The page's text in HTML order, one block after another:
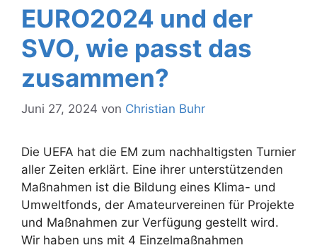
EURO2024 und der
SVO, wie passt das
zusammen?
Juni 27, 2024 von Christian Buhr
Die UEFA hat die EM zum nachhaltigsten Turnier
aller Zeiten erklärt. Eine ihrer unterstützenden
Maßnahmen ist die Bildung eines Klima- und
Umweltfonds, der Amateurvereinen für Projekte
und Maßnahmen zur Verfügung gestellt wird.
Wir haben uns mit 4 Einzelmaßnahmen